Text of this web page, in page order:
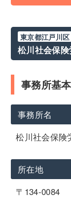
東京都江戸川区
松川社会保
事務所基
事務所名
松川社会保険
所在地
〒134-0084